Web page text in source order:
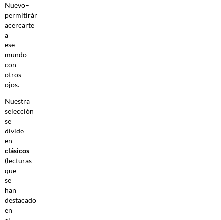
Nuevo–
permitirán
acercarte
a
ese
mundo
con
otros
ojos.
Nuestra
selección
se
divide
en
clásicos
(lecturas
que
se
han
destacado
en